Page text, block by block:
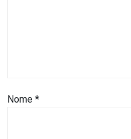
MACAU
Nome *